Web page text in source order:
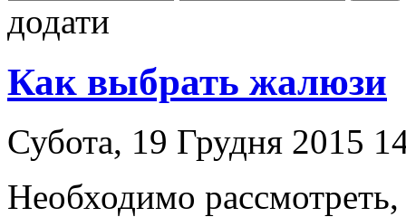
додати
Как выбрать жалюзи
Субота, 19 Грудня 2015
Необходимо